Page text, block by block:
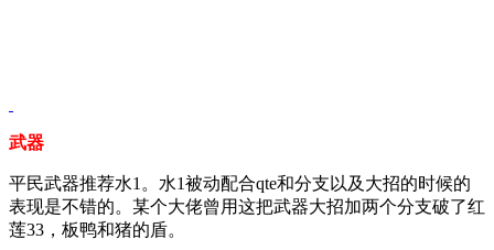
武器
平民武器推荐水1。水1被动配合qte和分支以及大招的时候的
表现是不错的。某个大佬曾用这把武器大招加两个分支破了红
莲33，板鸭和猪的盾。